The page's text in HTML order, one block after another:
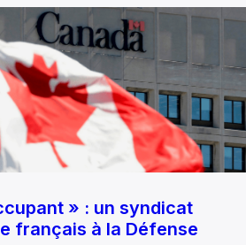
» : un syndicat
français à la Défense